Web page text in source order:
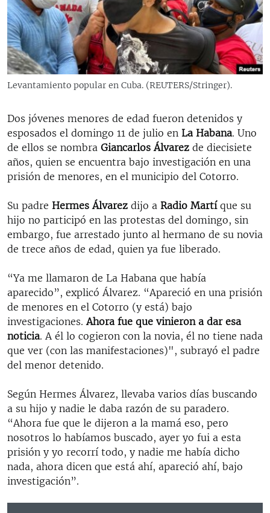
RADIO MARTÍ
ESPECIALES
ESPECIALES
LA REALIDAD DE LA VIVIENDA EN CUBA
KENTU-CUBANO
LOS SANTOS DE HIALEAH
DESINFORMACIÓN RUSA EN AMÉRICA LATINA
LA INVASIÓN DE RUSIA A UCRANIA
MULTIMEDIA
EDITORIALES
Levantamiento popular en Cuba. (REUTERS/Stringer).
Dos jóvenes menores de edad fueron detenidos y
esposados el domingo 11 de julio en La Habana. Uno
de ellos se nombra Giancarlos Álvarez de diecisiete
años, quien se encuentra bajo investigación en una
prisión de menores, en el municipio del Cotorro.
Su padre Hermes Álvarez dijo a Radio Martíque su
hijo no participó en las protestas del domingo, sin
embargo, fue arrestado junto al hermano de su novia
de trece años de edad, quien ya fue liberado.
“Ya me llamaron de La Habana que había
aparecido”, explicó Álvarez. “Apareció en una prisión
de menores en el Cotorro (y está) bajo
investigaciones. Ahora fue que vinieron a dar esa
noticia. A él lo cogieron con la novia, él no tiene nada
que ver (con las manifestaciones)", subrayó el padre
del menor detenido.
Según Hermes Álvarez, llevaba varios días buscando
a su hijo y nadie le daba razón de su paradero.
“Ahora fue que le dijeron a la mamá eso, pero
nosotros lo habíamos buscado, ayer yo fui a esta
prisión y yo recorrí todo, y nadie me había dicho
nada, ahora dicen que está ahí, apareció ahí, bajo
investigación”.